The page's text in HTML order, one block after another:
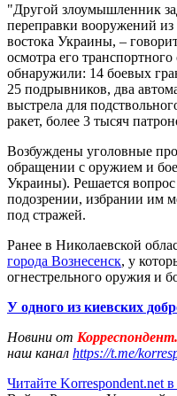
"Другой злоумышленник
переправки вооружений
востока Украины, –
осмотра его
обнаружили: 14 боевых
25 подрывников, два
выстрела для
ракет, более 3 тысяч
Возбуждены уголовные
обращении с оружием и
Украины). Решается
подозрении, избрании им
под стражей.
Ранее в Николаевской
города Вознесенск, у
огнестрельного оружия и
У одного из киевских
Новини от
наш канал https://t.me/
Читайте Korrespondent.net